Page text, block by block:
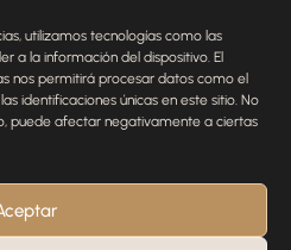
utilizamos tecnologías como las
a la información del dispositivo. El
nos permitirá procesar datos como el
identificaciones únicas en este sitio. No
puede afectar negativamente a ciertas
comentario o necesitas ayuda
para ayudarte.